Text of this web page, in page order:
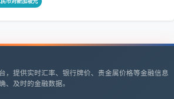
，提供实时汇率、银行牌价、贵金属价格等金融信息
、及时的金融数据。